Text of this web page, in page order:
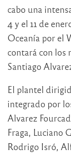
cabo una
4 y el 11 de
Oceanía por el
contará con los
Santiago
El plantel
integrado por
Alvarez
Fraga, Luciano
Rodrigo Isró,